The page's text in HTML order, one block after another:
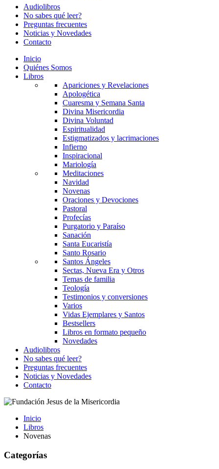
Audiolibros
No sabes qué leer?
Preguntas frecuentes
Noticias y Novedades
Contacto
Inicio
Quiénes Somos
Libros
Apariciones y Revelaciones
Apologética
Cuaresma y Semana Santa
Divina Misericordia
Divina Voluntad
Espiritualidad
Estigmatizados y lacrimaciones
Infierno
Inspiracional
Mariología
Meditaciones
Navidad
Novenas
Oraciones y Devociones
Pastoral
Profecías
Purgatorio y Paraíso
Sanación
Santa Eucaristía
Santo Rosario
Santos Ángeles
Sectas, Nueva Era y Otros
Temas de familia
Teología
Testimonios y conversiones
Varios
Vidas Ejemplares y Santos
Bestsellers
Libros en formato pequeño
Novedades
Audiolibros
No sabes qué leer?
Preguntas frecuentes
Noticias y Novedades
Contacto
Inicio
Libros
Novenas
Categorías